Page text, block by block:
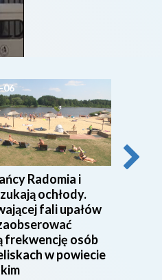
06
Radomia i
ochłody.
fali upałów
frekwencję osób
w powiecie